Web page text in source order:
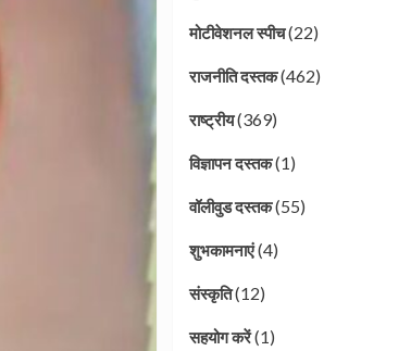
मोटीवेशनल स्पीच(22)
राजनीति दस्तक(462)
राष्ट्रीय(369)
विज्ञापन दस्तक(1)
वॉलीवुड दस्तक(55)
शुभकामनाएं(4)
संस्कृति(12)
सहयोग करें(1)